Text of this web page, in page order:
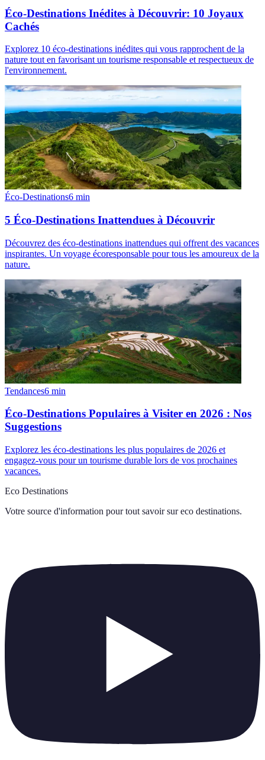
Éco-Destinations Inédites à Découvrir: 10 Joyaux
Cachés
Explorez 10 éco-destinations inédites qui vous rapprochent de la
nature tout en favorisant un tourisme responsable et respectueux de
l'environnement.
Éco-Destinations6 min
5 Éco-Destinations Inattendues à Découvrir
Découvrez des éco-destinations inattendues qui offrent des vacances
inspirantes. Un voyage écoresponsable pour tous les amoureux de la
nature.
Tendances6 min
Éco-Destinations Populaires à Visiter en 2026 : Nos
Suggestions
Explorez les éco-destinations les plus populaires de 2026 et
engagez-vous pour un tourisme durable lors de vos prochaines
vacances.
Eco Destinations
Votre source d'information pour tout savoir sur eco destinations.